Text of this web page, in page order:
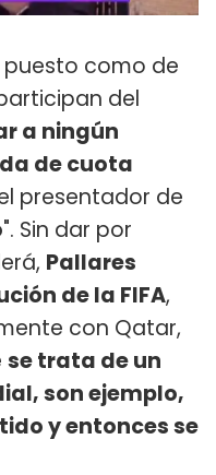
puesto como de
del
a ningún
de cuota
presentador de
". Sin dar por
Pallares
de la FIFA,
con Qatar,
se trata de un
son ejemplo,
y entonces se